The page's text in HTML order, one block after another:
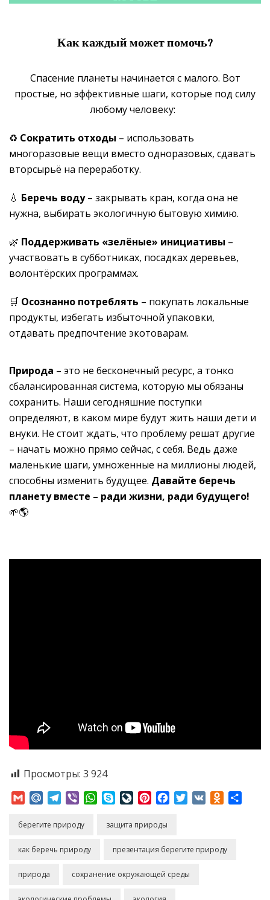
Как каждый может помочь?
Спасение планеты начинается с малого. Вот
простые, но эффективные шаги, которые под силу
любому человеку:
♻ Сократить отходы – использовать
многоразовые вещи вместо одноразовых, сдавать
вторсырьё на переработку.
💧 Беречь воду– закрывать кран, когда она не
нужна, выбирать экологичную бытовую химию.
🌿 Поддерживать «зелёные» инициативы –
участвовать в субботниках, посадках деревьев,
волонтёрских программах.
🛒 Осознанно потреблять – покупать локальные
продукты, избегать избыточной упаковки,
отдавать предпочтение экотоварам.
Природа – это не бесконечный ресурс, а тонко
сбалансированная система, которую мы обязаны
сохранить. Наши сегодняшние поступки
определяют, в каком мире будут жить наши дети и
внуки. Не стоит ждать, что проблему решат другие
– начать можно прямо сейчас, с себя. Ведь даже
маленькие шаги, умноженные на миллионы людей,
способны изменить будущее. Давайте беречь
планету вместе – ради жизни, ради будущего!
🌱🌎
Просмотры: 3 924
GmailMail.RuTelegram
Viber WhatsApp
SkypeLiveJournal
PinterestFacebookTwitter
VK
берегите природу защита природы
как беречь природу презентация берегите природу
природа сохранение окружающей среды